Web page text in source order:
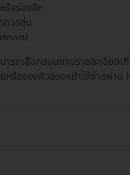
รือร่องลึก
ดวอลุ่ม
พรรณ
รถเลือกสอบถามรายละเอียด
รือจองคิวล่วงหน้าได้ง่ายผ่าน